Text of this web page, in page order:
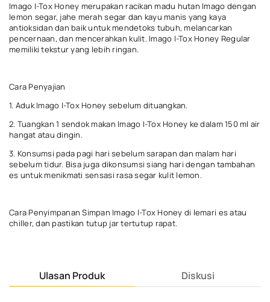
Imago I-Tox Honey merupakan racikan madu hutan Imago dengan
lemon segar, jahe merah segar dan kayu manis yang kaya
antioksidan dan baik untuk mendetoks tubuh, melancarkan
pencernaan, dan mencerahkan kulit. Imago I-Tox Honey Regular
memiliki tekstur yang lebih ringan.
Cara Penyajian
1. Aduk Imago I-Tox Honey sebelum dituangkan.
2. Tuangkan 1 sendok makan Imago I-Tox Honey ke dalam 150 ml air
hangat atau dingin.
3. Konsumsi pada pagi hari sebelum sarapan dan malam hari
sebelum tidur. Bisa juga dikonsumsi siang hari dengan tambahan
es untuk menikmati sensasi rasa segar kulit lemon.
Cara Penyimpanan Simpan Imago I-Tox Honey di lemari es atau
chiller, dan pastikan tutup jar tertutup rapat.
Ulasan Produk Diskusi